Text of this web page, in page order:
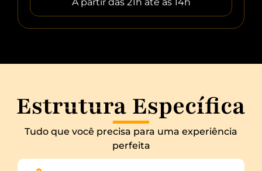
Estrutura Específica
Tudo que você precisa para uma experiência
perfeita